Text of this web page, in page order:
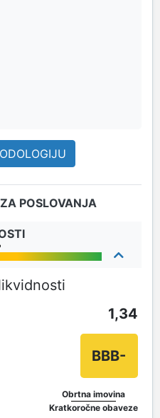
POSLOVANJA
1,34
BBB-
Obrtna imovina
Kratkoročne obaveze